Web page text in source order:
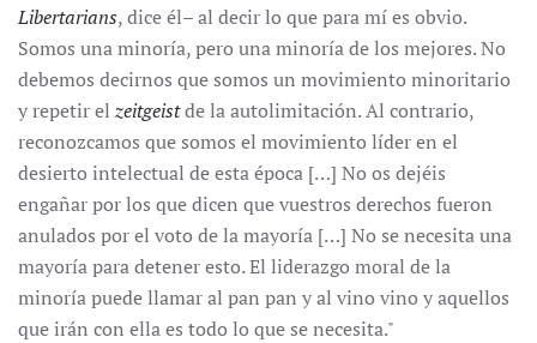
Libertarians, dice él– al decir lo que para mí es obvio.
Somos una minoría, pero una minoría de los mejores. No
debemos decirnos que somos un movimiento minoritario
y repetir elzeitgeistde la autolimitación. Al contrario,
reconozcamos que somos el movimiento líder en el
desierto intelectual de esta época […] No os dejéis
engañar por los que dicen que vuestros derechos fueron
anulados por el voto de la mayoría […] No se necesita una
mayoría para detener esto. El liderazgo moral de la
minoría puede llamar al pan pan y al vino vino y aquellos
que irán con ella es todo lo que se necesita."